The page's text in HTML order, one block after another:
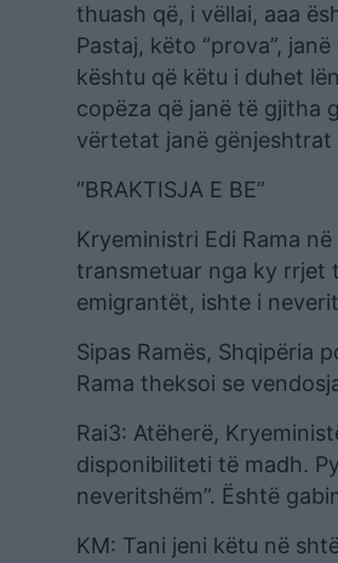
thuash që, i vëllai, aaa
Pastaj, këto “prova”,
kështu që këtu i duhet
copëza që janë të gjitha
vërtetat janë gënjeshtrat
“BRAKTISJA E BE”
Kryeministri Edi Rama
transmetuar nga ky rrjet
emigrantët, ishte i
Sipas Ramës, Shqipëria
Rama theksoi se
Rai3: Atëherë,
disponibiliteti të madh.
neveritshëm”. Është
KM: Tani jeni këtu në